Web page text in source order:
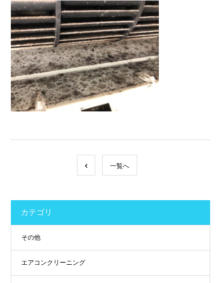
一覧へ
カテゴリ
その他
エアコンクリーニング